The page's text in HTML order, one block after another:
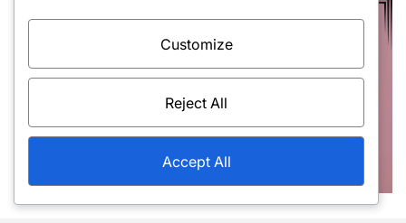
Customize
Reject All
Accept All